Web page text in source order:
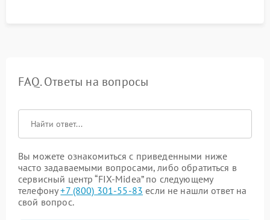
FAQ. Ответы на вопросы
Вы можете ознакомиться с приведенными ниже
часто задаваемыми вопросами, либо обратиться в
сервисный центр “FIX-Midea” по следующему
телефону+7 (800) 301-55-83 если не нашли ответ на
свой вопрос.